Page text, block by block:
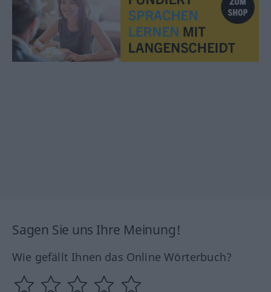
Sagen Sie uns Ihre Meinung!
Wie gefällt Ihnen das Online Wörterbuch?